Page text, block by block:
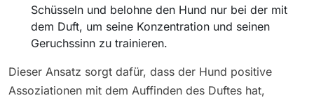
Schüsseln und belohne den Hund nur bei der mit
dem Duft, um seine Konzentration und seinen
Geruchssinn zu trainieren.
Dieser Ansatz sorgt dafür, dass der Hund positive
Assoziationen mit dem Auffinden des Duftes hat,